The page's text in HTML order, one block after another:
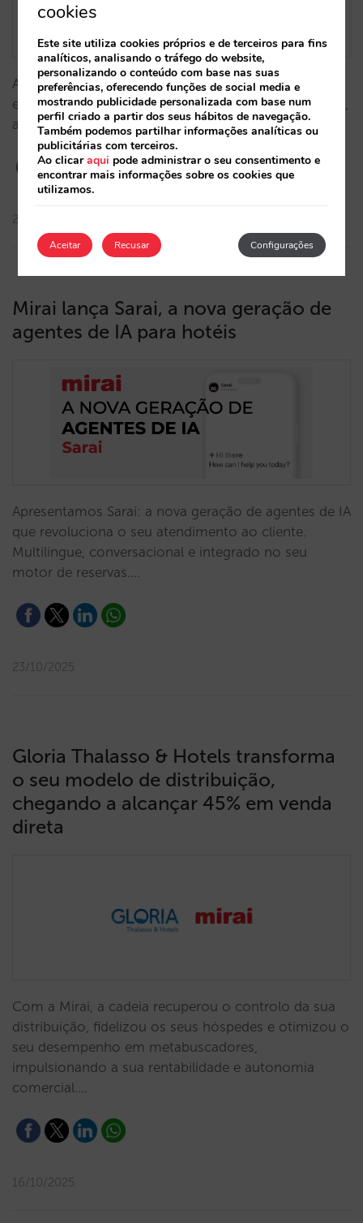
A sua IA precisa de combustível: dados de qualidade
e manutenção. Se não dispõe de tempo ou recursos,
a nossa equipa Mirai Omnichannel cuida de tudo,…
23/10/2025
Mirai lança Sarai, a nova geração de
agentes de IA para hotéis
Apresentamos Sarai: a nova geração de agentes de IA
que revoluciona o seu atendimento ao cliente.
Multilingue, conversacional e integrado no seu
motor de reservas.…
23/10/2025
Gloria Thalasso & Hotels transforma
o seu modelo de distribuição,
chegando a alcançar 45% em venda
direta
Com a Mirai, a cadeia recuperou o controlo da sua
distribuição, fidelizou os seus hóspedes e otimizou o
seu desempenho em metabuscadores,
impulsionando a sua rentabilidade e autonomia
comercial.…
16/10/2025
cookies
Este site utiliza cookies próprios e de terceiros para fins
analíticos, analisando o tráfego do website,
personalizando o conteúdo com base nas suas
preferências, oferecendo funções de social media e
mostrando publicidade personalizada com base num
perfil criado a partir dos seus hábitos de navegação.
Também podemos partilhar informações analíticas ou
publicitárias com terceiros.
Ao clicaraqui pode administrar o seu consentimento e
encontrar mais informações sobre os cookies que
utilizamos.
Aceitar Configurações
Recusar